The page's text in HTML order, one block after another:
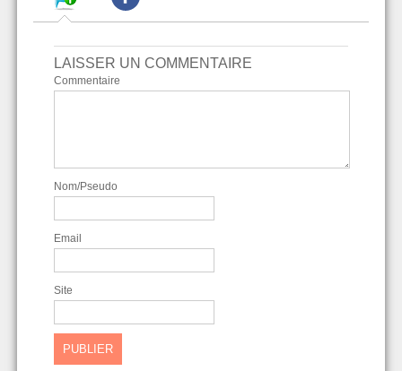
LAISSER UN COMMENTAIRE
Commentaire
Nom/Pseudo
Email
Site